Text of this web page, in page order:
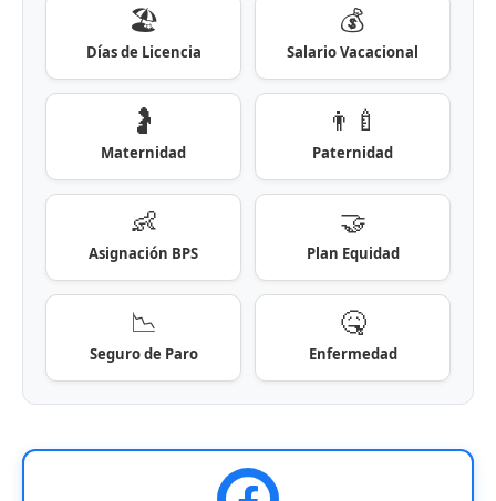
🏖️
Días de Licencia
💰
Salario Vacacional
🤰
Maternidad
👨‍🍼
Paternidad
👶
Asignación BPS
🤝
Plan Equidad
📉
Seguro de Paro
🤒
Enfermedad